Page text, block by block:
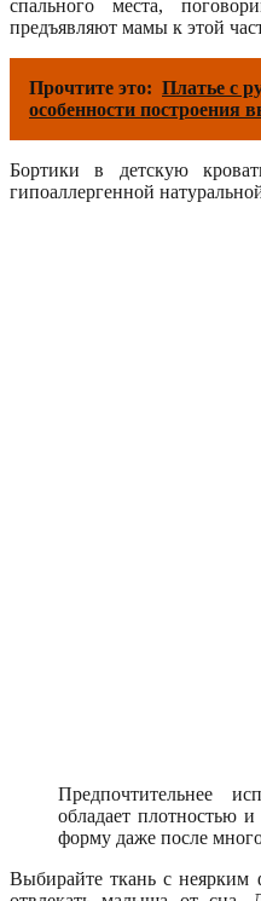
спального места,
предъявляют мамы к этой
Прочтите это: Платье с
особенности построения
Бортики в детскую
гипоаллергенной
Предпочтительнее
обладает плотностью
форму даже после
Выбирайте ткань с